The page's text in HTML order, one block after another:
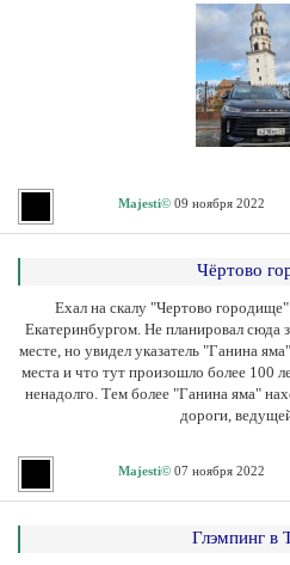
Majesti© 09 ноября 2022
Чёртово
Ехал на скалу "Чертово
Екатеринбургом. Не планировал сюда
месте, но увидел указатель "Ганина
места и что тут произошло более 100
ненадолго. Тем более "Ганина яма"
дороги,
Majesti© 07 ноября 2022
Глэмпинг в